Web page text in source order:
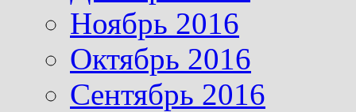
Ноябрь 2016
Октябрь 2016
Сентябрь 2016